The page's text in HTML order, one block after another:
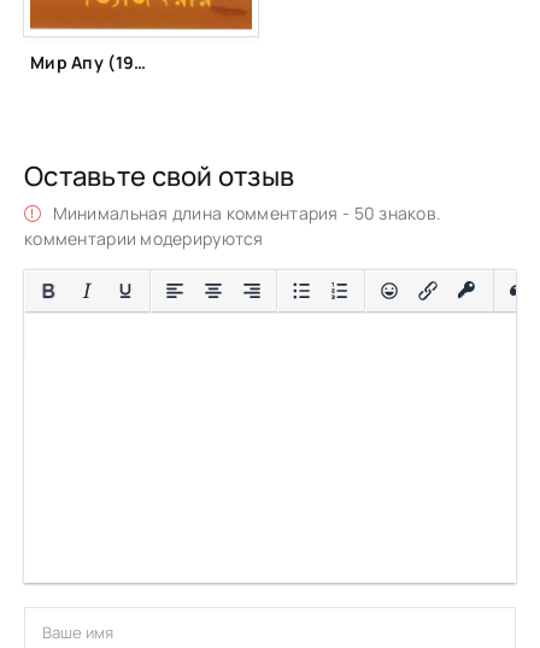
Мир Апу (1959)
Оставьте свой отзыв
Минимальная длина комментария - 50 знаков.
комментарии модерируются